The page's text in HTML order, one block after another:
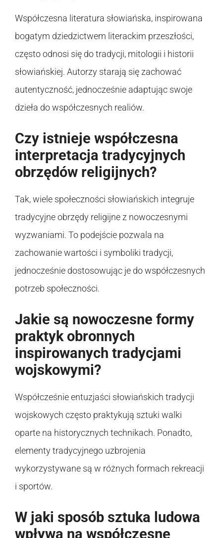
Współczesna literatura słowiańska, inspirowana
bogatym dziedzictwem literackim przeszłości,
często odnosi się do tradycji, mitologii i historii
słowiańskiej. Autorzy starają się zachować
autentyczność, jednocześnie adaptując swoje
dzieła do współczesnych realiów.
Czy istnieje współczesna
interpretacja tradycyjnych
obrzędów religijnych?
Tak, wiele społeczności słowiańskich integruje
tradycyjne obrzędy religijne z nowoczesnymi
wyzwaniami. To podejście pozwala na
zachowanie wartości i symboliki tradycji,
jednocześnie dostosowując je do współczesnych
potrzeb społeczności.
Jakie są nowoczesne formy
praktyk obronnych
inspirowanych tradycjami
wojskowymi?
Współcześnie entuzjaści słowiańskich tradycji
wojskowych często praktykują sztuki walki
oparte na historycznych technikach. Ponadto,
elementy tradycyjnego uzbrojenia
wykorzystywane są w różnych formach rekreacji
i sportów.
W jaki sposób sztuka ludowa
wpływa na współczesne